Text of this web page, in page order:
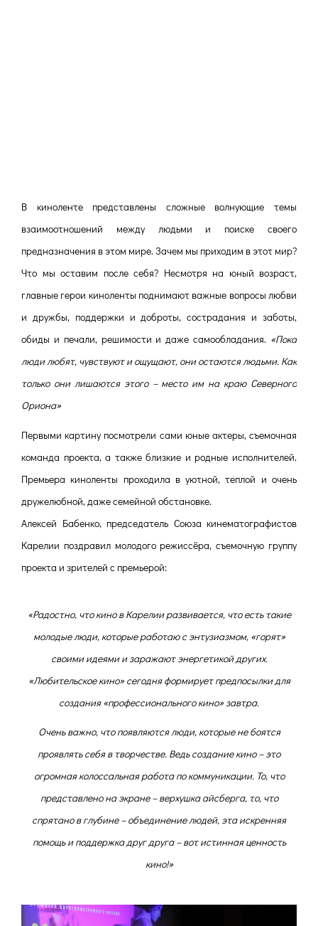
В киноленте представлены сложные волнующие темы
взаимоотношений между людьми и поиске своего
предназначения в этом мире. Зачем мы приходим в этот мир?
Что мы оставим после себя? Несмотря на юный возраст,
главные герои киноленты поднимают важные вопросы любви
и дружбы, поддержки и доброты, сострадания и заботы,
обиды и печали, решимости и даже самообладания. «Пока
люди любят, чувствуют и ощущают, они остаются людьми. Как
только они лишаются этого – место им на краю Северного
Ориона»
Первыми картину посмотрели сами юные актеры, съемочная
команда проекта, а также близкие и родные исполнителей.
Премьера киноленты проходила в уютной, теплой и очень
дружелюбной, даже семейной обстановке.
Алексей Бабенко, председатель Союза кинематографистов
Карелии поздравил молодого режиссёра, съемочную группу
проекта и зрителей с премьерой:
«Радостно, что кино в Карелии развивается, что есть такие
молодые люди, которые работаю с энтузиазмом, «горят»
своими идеями и заражают энергетикой других.
«Любительское кино» сегодня формирует предпосылки для
создания «профессионального кино» завтра.
Очень важно, что появляются люди, которые не боятся
проявлять себя в творчестве. Ведь создание кино – это
огромная колоссальная работа по коммуникации. То, что
представлено на экране – верхушка айсберга, то, что
спрятано в глубине – объединение людей, эта искренняя
помощь и поддержка друг друга – вот истинная ценность
кино!»